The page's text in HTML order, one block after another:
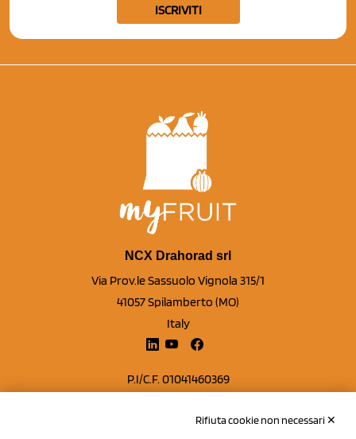
ISCRIVITI
NCX Drahorad srl
Via Prov.le Sassuolo Vignola 315/1
41057 Spilamberto (MO)
Italy
P.I/C.F. 01041460369
Capitale sociale Euro 50.000,00 i.v.Rifiuta cookie non necessari ✕